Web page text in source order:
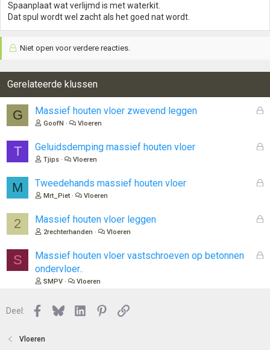
Spaanplaat wat verlijmd is met waterkit.
Dat spul wordt wel zacht als het goed nat wordt.
Niet open voor verdere reacties.
Gerelateerde klussen
G
G
n
Massief houten vloer zwevend leggen
GoofN Vloeren
T
G
n
Geluidsdemping massief houten vloer
Tjips Vloeren
M
G
n
Tweedehands massief houten vloer
Mrt_Piet Vloeren
2
G
Massief houten vloer leggen
2rechterhanden Vloeren
S
G
Massief houten vloer vastschroeven op betonnen
ondervloer..
SMPV Vloeren
Deel: Facebook
BlueskyLinkedInPinterest
Link
Vloeren